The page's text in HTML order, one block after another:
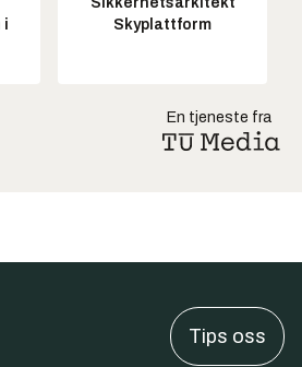
i
Skyplattform
En tjeneste fra
Tips oss